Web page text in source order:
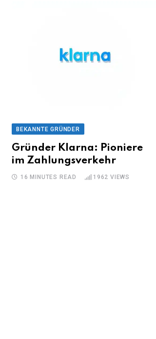
BEKANNTE GRÜNDER
Gründer Klarna: Pioniere
im Zahlungsverkehr
16 MINUTES READ 1962 VIEWS